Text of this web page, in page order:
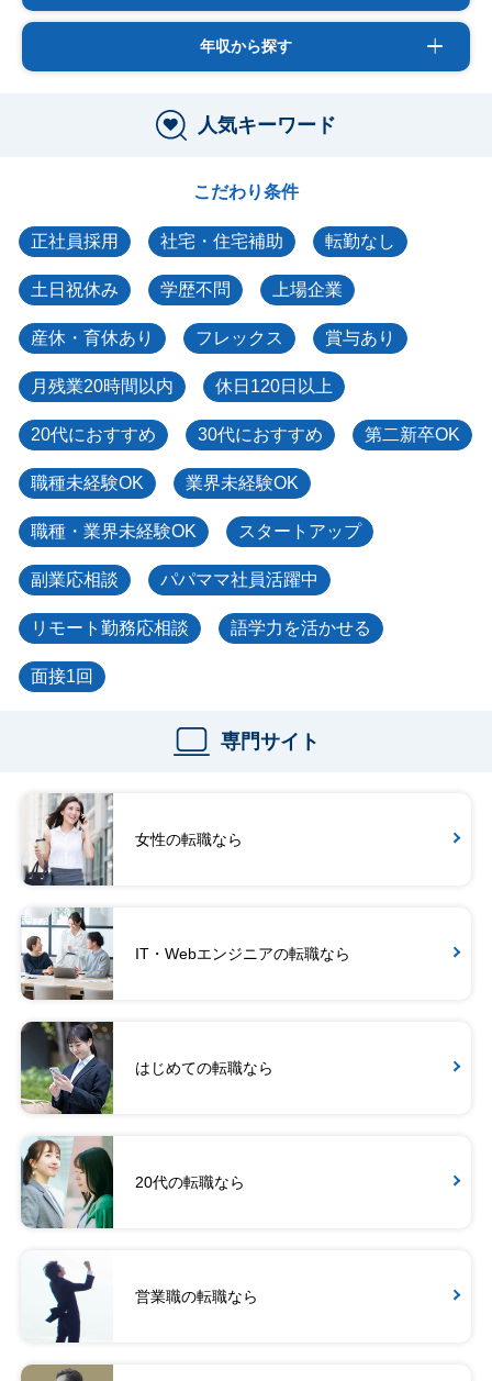
年収から探す
人気キーワード
こだわり条件
正社員採用 社宅・住宅補助 転勤なし
土日祝休み 学歴不問 上場企業
産休・育休あり フレックス 賞与あり
月残業20時間以内 休日120日以上
20代におすすめ 30代におすすめ 第二新卒OK
職種未経験OK 業界未経験OK
職種・業界未経験OK スタートアップ
副業応相談 パパママ社員活躍中
リモート勤務応相談 語学力を活かせる
面接1回
専門サイト
女性の転職なら
IT・Webエンジニアの転職なら
はじめての転職なら
20代の転職なら
営業職の転職なら